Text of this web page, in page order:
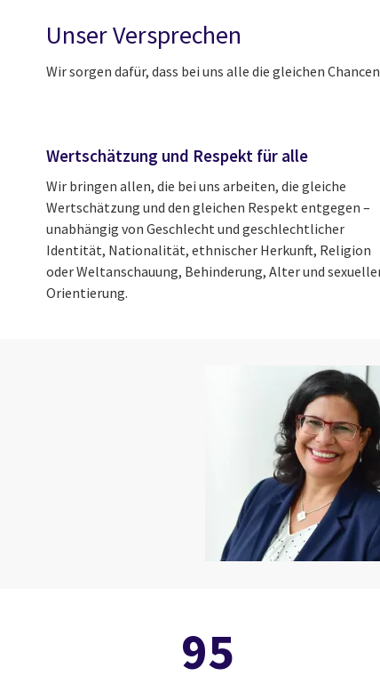
Unser Versprechen
Wir sorgen dafür, dass bei uns alle die gleichen
Wertschätzung und Respekt für alle
Wir bringen allen, die bei uns arbeiten, die gleiche
Wertschätzung und den gleichen Respekt entgegen –
unabhängig von Geschlecht und geschlechtlicher
Identität, Nationalität, ethnischer Herkunft, Religion
oder Weltanschauung, Behinderung, Alter und
Orientierung.
95